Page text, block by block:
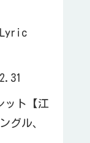
Lyric
ト【江
グル、